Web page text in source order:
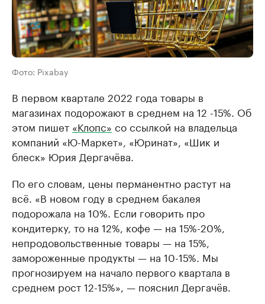
Фото: Pixabay
В первом квартале 2022 года товары в
магазинах подорожают в среднем на 12 -15%. Об
этом пишет «Клопс» со ссылкой на владельца
компаний «Ю-Маркет», «Юринат», «Шик и
блеск» Юрия Дергачёва.
По его словам, цены перманентно растут на
всё. «В новом году в среднем бакалея
подорожала на 10%. Если говорить про
кондитерку, то на 12%, кофе — на 15%-20%,
непродовольственные товары — на 15%,
замороженные продукты — на 10-15%. Мы
прогнозируем на начало первого квартала в
среднем рост 12-15%», — пояснил Дергачёв.